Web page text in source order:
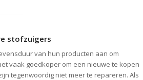
stofzuigers
van hun producten aan om
vaak goedkoper om een nieuwe te kopen
tegenwoordig niet meer te repareren. Als